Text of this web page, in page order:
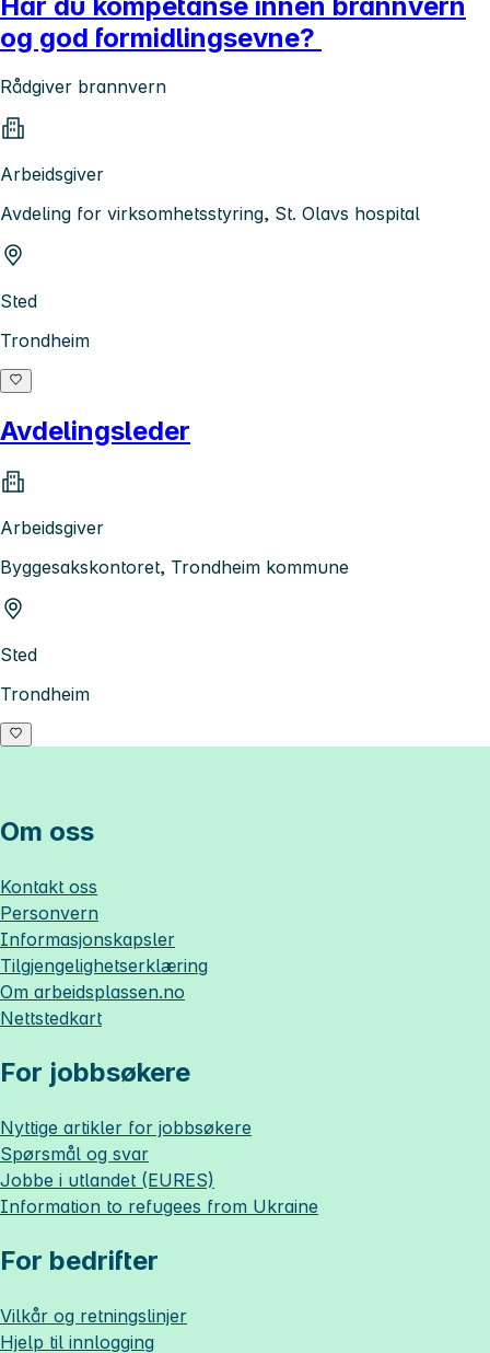
og god formidlingsevne?
Rådgiver brannvern
Arbeidsgiver
Avdeling for virksomhetsstyring, St. Olavs hospital
Sted
Trondheim
Avdelingsleder
Arbeidsgiver
Byggesakskontoret, Trondheim kommune
Sted
Trondheim
Om oss
Kontakt oss
Personvern
Informasjonskapsler
Tilgjengelighetserklæring
Om arbeidsplassen.no
Nettstedkart
For jobbsøkere
Nyttige artikler for jobbsøkere
Spørsmål og svar
Jobbe i utlandet (EURES)
Information to refugees from Ukraine
For bedrifter
Vilkår og retningslinjer
Hjelp til innlogging